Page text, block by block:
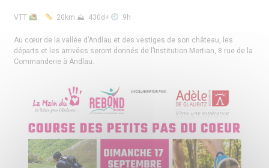
VTT : 20km ⛰ 430d+ 9h
Au cœur de la vallée d’Andlau et des vestiges de son château, les
départs et les arrivées seront donnés de l’Institution Mertian, 8 rue de la
Commanderie à Andlau.